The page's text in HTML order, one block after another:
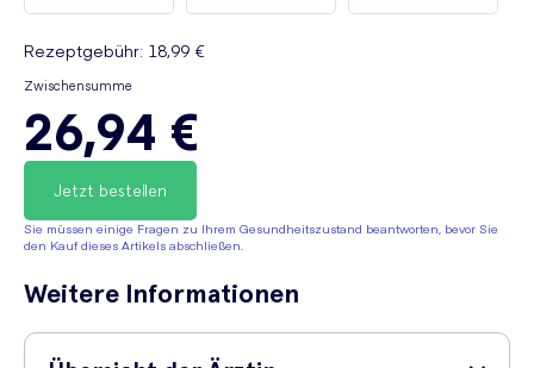
Rezeptgebühr: 18,99 €
Zwischensumme
26,94 €
Jetzt bestellen
Sie müssen einige Fragen zu Ihrem Gesundheitszustand beantworten, bevor Sie
den Kauf dieses Artikels abschließen.
Weitere Informationen